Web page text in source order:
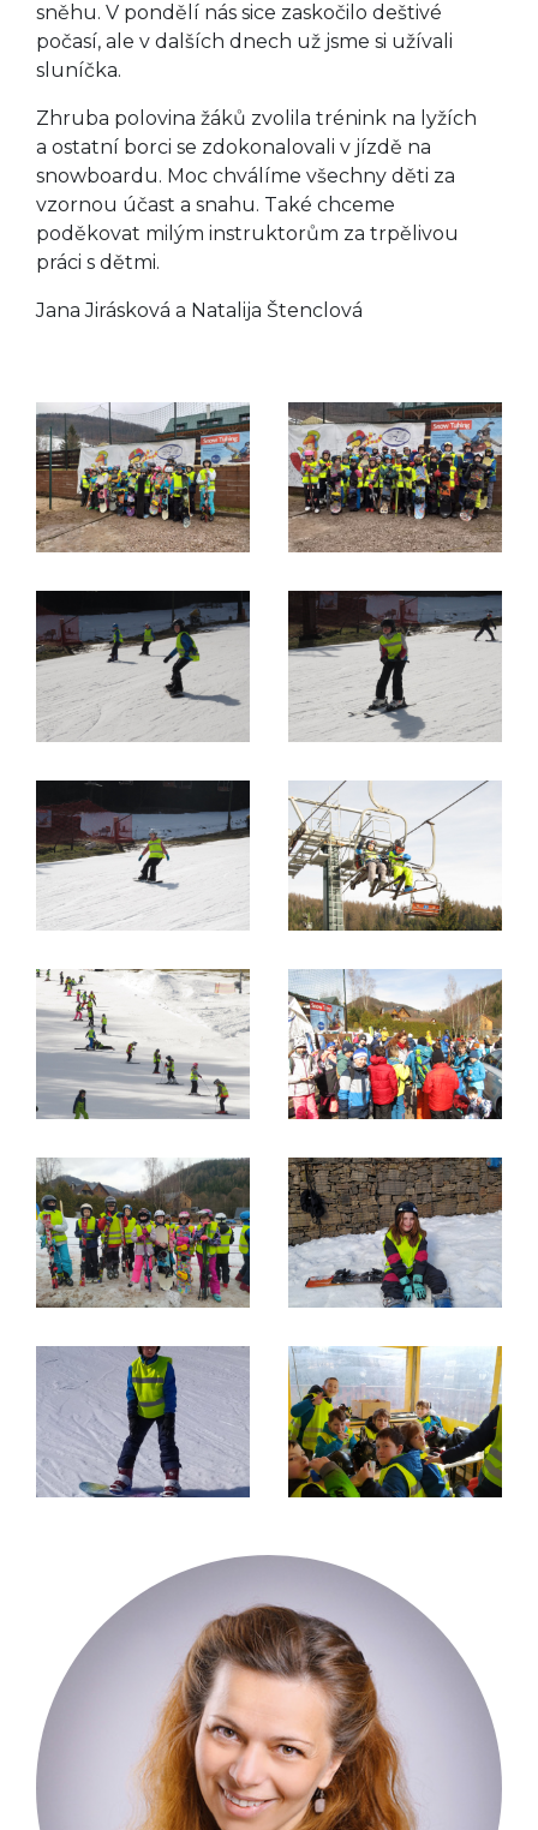
sněhu. V pondělí nás sice zaskočilo deštivé
počasí, ale v dalších dnech už jsme si užívali
sluníčka.
Zhruba polovina žáků zvolila trénink na lyžích
a ostatní borci se zdokonalovali v jízdě na
snowboardu. Moc chválíme všechny děti za
vzornou účast a snahu. Také chceme
poděkovat milým instruktorům za trpělivou
práci s dětmi.
Jana Jirásková a Natalija Štenclová